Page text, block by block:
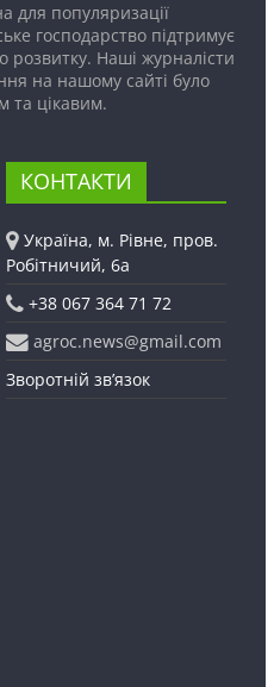
для популяризації
господарство підтримує
розвитку. Наші журналісти
на нашому сайті було
та цікавим.
КОНТАКТИ
Україна, м. Рівне, пров.
Робітничий, 6а
+38 067 364 71 72
agroc.news@gmail.com
Зворотній зв’язок